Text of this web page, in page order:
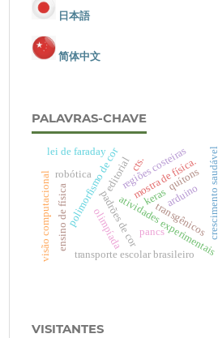
日本語
简体中文
PALAVRAS-CHAVE
editorial
padrões de cor
atividades experimentais
mostra de física.
transporte escolar brasileiro
polimorfismo de cor quítons
regiões costeiras
olimpíada
robótica
visão computacional keras crescimento saudável
transgênicos
cts.
ensino de física
lei de faraday
arduino
pancs
VISITANTES